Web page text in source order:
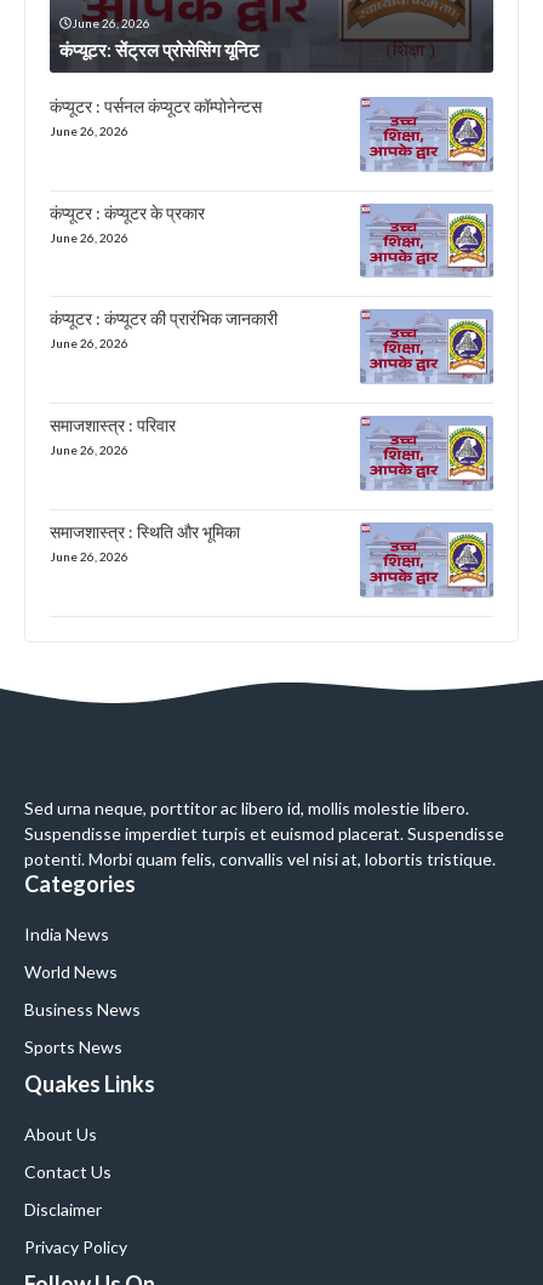
June 26, 2026
कंप्यूटर: सेंट्रल प्रोसेसिंग यूनिट
कंप्यूटर : पर्सनल कंप्यूटर कॉम्पोनेन्टस
June 26, 2026
कंप्यूटर : कंप्यूटर के प्रकार
June 26, 2026
कंप्यूटर : कंप्यूटर की प्रारंभिक जानकारी
June 26, 2026
समाजशास्त्र : परिवार
June 26, 2026
समाजशास्त्र : स्थिति और भूमिका
June 26, 2026
Sed urna neque, porttitor ac libero id, mollis molestie libero.
Suspendisse imperdiet turpis et euismod placerat. Suspendisse
potenti. Morbi quam felis, convallis vel nisi at, lobortis tristique.
Categories
India News
World News
Business News
Sports News
Quakes Links
About Us
Contact Us
Disclaimer
Privacy Policy